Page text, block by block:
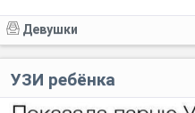
Девушки
УЗИ ребёнка